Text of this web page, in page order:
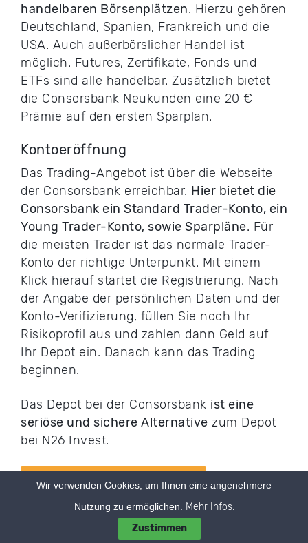
handelbaren Börsenplätzen. Hierzu gehören
Deutschland, Spanien, Frankreich und die
USA. Auch außerbörslicher Handel ist
möglich. Futures, Zertifikate, Fonds und
ETFs sind alle handelbar. Zusätzlich bietet
die Consorsbank Neukunden eine 20 €
Prämie auf den ersten Sparplan.
Kontoeröffnung
Das Trading-Angebot ist über die Webseite
der Consorsbank erreichbar. Hier bietet die
Consorsbank ein Standard Trader-Konto, ein
Young Trader-Konto, sowie Sparpläne. Für
die meisten Trader ist das normale Trader-
Konto der richtige Unterpunkt. Mit einem
Klick hierauf startet die Registrierung. Nach
der Angabe der persönlichen Daten und der
Konto-Verifizierung, füllen Sie noch Ihr
Risikoprofil aus und zahlen dann Geld auf
Ihr Depot ein. Danach kann das Trading
beginnen.
Das Depot bei der Consorsbank ist eine
seriöse und sichere Alternative zum Depot
bei N26 Invest.
Wir verwenden Cookies, um Ihnen eine angenehmere
Nutzung zu ermöglichen.
Mehr Infos.
Zustimmen